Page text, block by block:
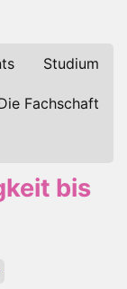
Studium
Fachschaft
bis